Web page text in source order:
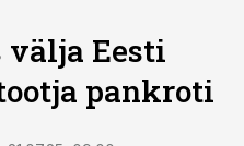
välja Eesti
pankroti